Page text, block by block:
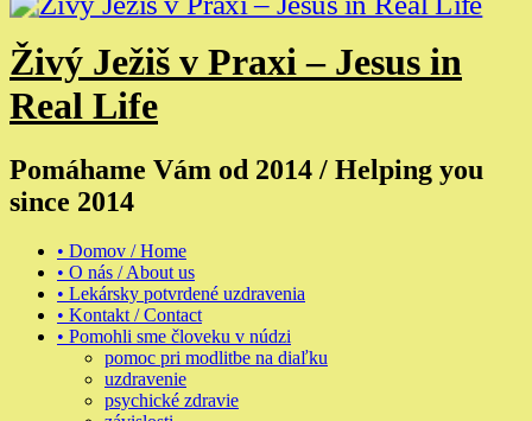
Živý Ježiš v Praxi – Jesus in
Real Life
Pomáhame Vám od 2014 / Helping you
since 2014
• Domov / Home
• O nás / About us
• Lekársky potvrdené uzdravenia
• Kontakt / Contact
• Pomohli sme človeku v núdzi
pomoc pri modlitbe na diaľku
uzdravenie
psychické zdravie